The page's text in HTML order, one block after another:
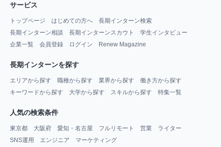
サービス
トップページ はじめての方へ
長期インターン検索
長期インターン相談
長期インターンスカウト
学生インタビュー
企業一覧
会員登録 ログイン Renew Magazine
長期インターンを探す
エリアから探す 職種から探す 業界から探す
働き方から探す
キーワードから探す
大学から探す スキルから探す 特集一覧
人気の検索条件
東京都 大阪府 愛知・名古屋 フルリモート 営業
ライター
SNS運用
エンジニア マーケティング